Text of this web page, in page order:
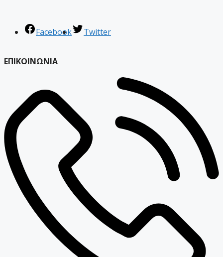
Facebook Twitter
ΕΠΙΚΟΙΝΩΝΙΑ